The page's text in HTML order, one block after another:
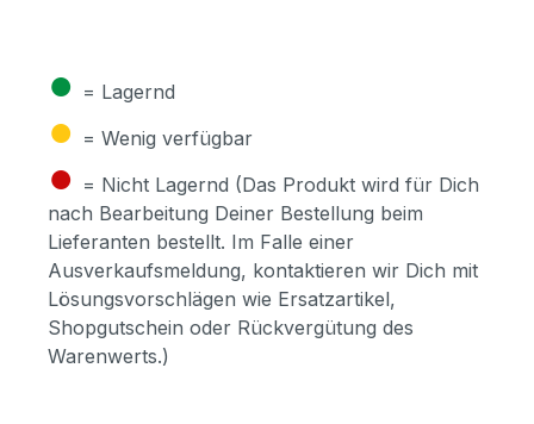
● = Lagernd
● = Wenig verfügbar
● = Nicht Lagernd (Das Produkt wird für Dich
nach Bearbeitung Deiner Bestellung beim
Lieferanten bestellt. Im Falle einer
Ausverkaufsmeldung, kontaktieren wir Dich mit
Lösungsvorschlägen wie Ersatzartikel,
Shopgutschein oder Rückvergütung des
Warenwerts.)